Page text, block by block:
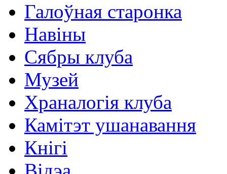
Галоўная старонка
Навіны
Сябры клуба
Музей
Храналогія клуба
Камітэт ушанавання
Кнігі